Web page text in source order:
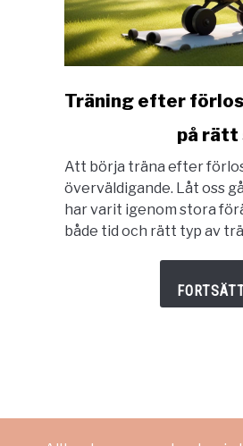
link
efter
förlossning:
Kom
igång
Träning efter
på rätt
Att börja träna efter
överväldigande. Låt oss
har varit igenom stora
både tid och rätt typ av